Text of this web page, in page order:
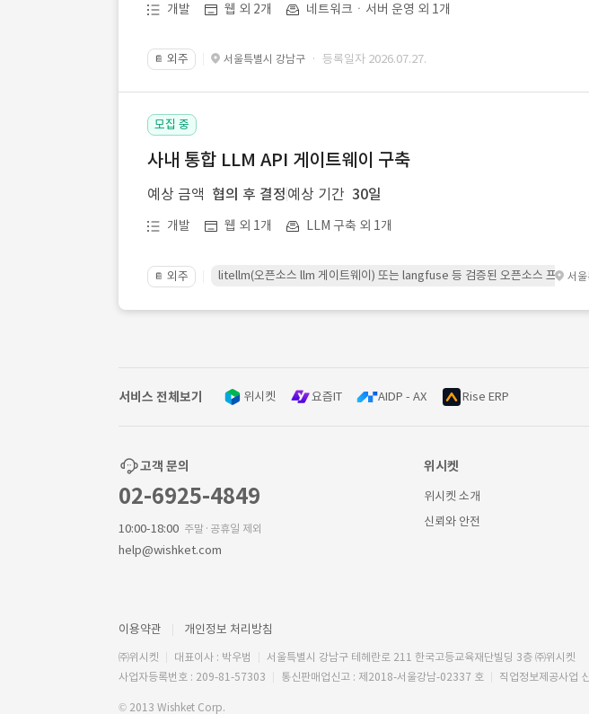
개발 웹 외 2개 네트워크ㆍ서버 운영 외 1개
📔 외주 서울특별시 강남구 · 등록일자 2026.07.27.
모집 중
사내 통합 LLM API 게이트웨이 구축
예상 금액 협의 후 결정 예상 기간 30일
개발 웹 외 1개 LLM 구축 외 1개
📔 외주 litellm(오픈소스 llm 게이트웨이) 또는 langfuse 등 검증된 오픈소스 프레임
서
서비스 전체보기 위시켓 요즘IT AIDP - AX Rise ERP
고객 문의
02-6925-4849
10:00-18:00 주말·공휴일 제외
help@wishket.com
위시켓
위시켓 소개
신뢰와 안전
이용약관 개인정보 처리방침
㈜위시켓 대표이사 : 박우범
서울특별시 강남구 테헤란로 211 한국고등교육재단빌딩 3층 ㈜위시켓
사업자등록번호 : 209-81-57303
통신판매업신고 : 제2018-서울강남-02337 호 직업정보제공사업
© 2013 Wishket Corp.